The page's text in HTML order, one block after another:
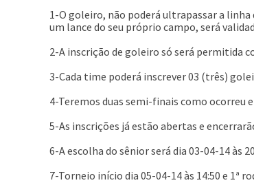
1-O goleiro, não poderá ultrapassar a
um lance do seu próprio campo, será
2-A inscrição de goleiro só será permitida
3-Cada time poderá inscrever 03 (três)
4-Teremos duas semi-finais como ocorreu
5-As inscrições já estão abertas e
6-A escolha do sênior será dia 03-04-14 às
7-Torneio início dia 05-04-14 às 14:50 e 1ª